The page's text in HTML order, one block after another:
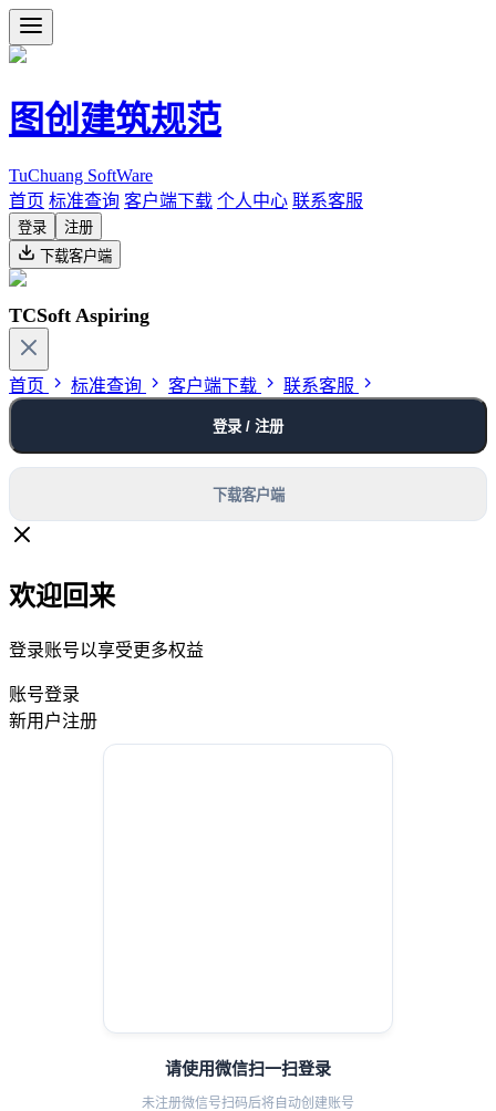
图创建筑规范
TuChuang SoftWare
首页 标准查询 客户端下载 个人中心 联系客服
登录
注册
下载客户端
TCSoft Aspiring
首页 标准查询 客户端下载 联系客服
登录 / 注册
下载客户端
欢迎回来
登录账号以享受更多权益
账号登录
新用户注册
请使用微信扫一扫登录
未注册微信号扫码后将自动创建账号